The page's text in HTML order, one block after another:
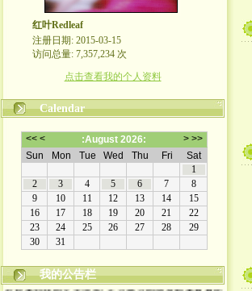
红叶Redleaf
注册日期: 2015-03-15
访问总量: 7,357,234 次
点击查看我的个人资料
Calendar
我的公告栏
欢迎来到我的文学博客! 走过路过的朋友都来看看吧